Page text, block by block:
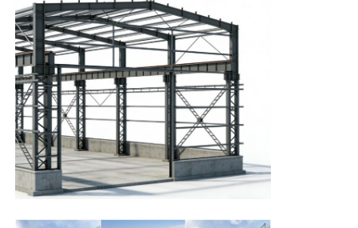
মান নিয়ন্ত্রণ
আমাদের সাথে যোগাযোগ করুন
খবর
সব ক্ষেত্রেই
উদ্ধৃতির জন্য আবেদন